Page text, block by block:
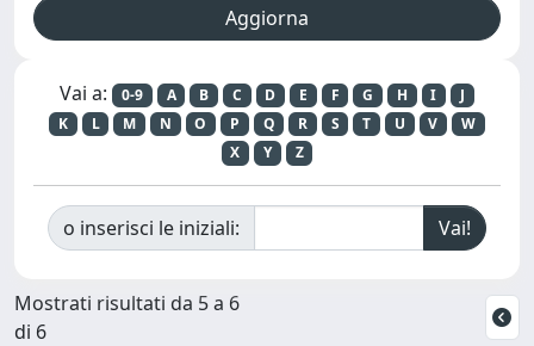
Vai a: 0-9 A B C D E F G H I
J
K
L M N O P Q R S T U V
W
X
Y Z
o inserisci le iniziali:
Mostrati risultati da 5 a 6
di 6